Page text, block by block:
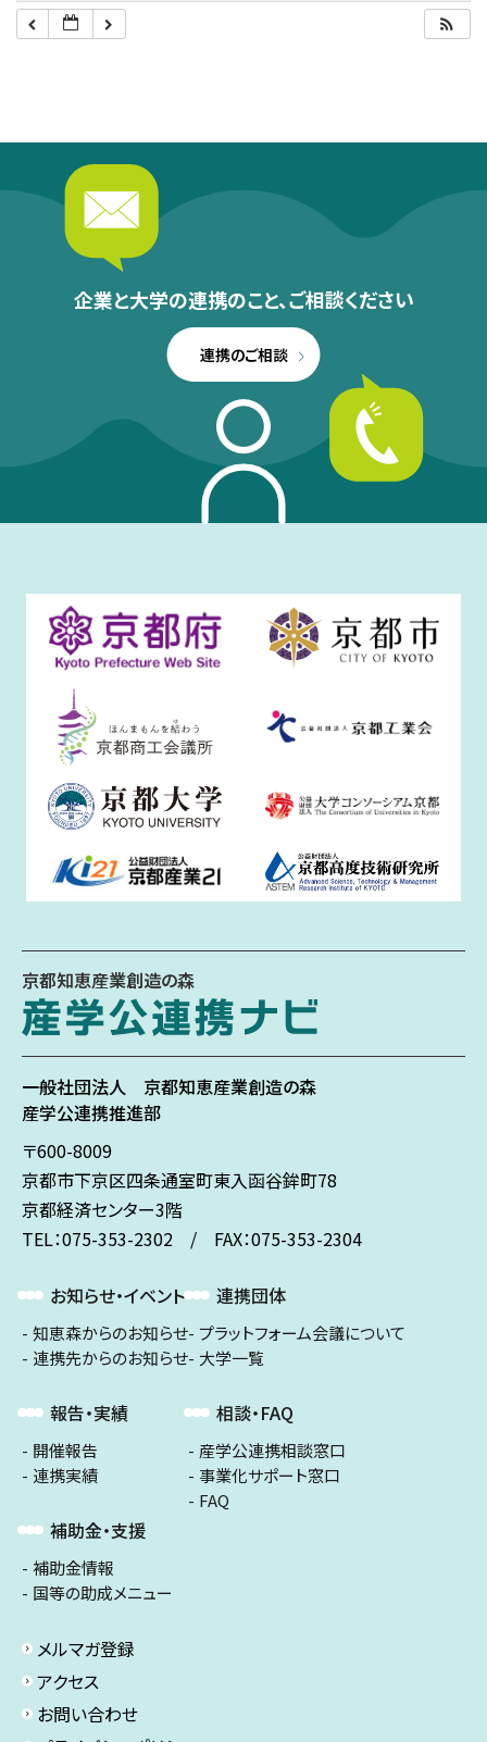
企業と大学の連携のこと、ご相談ください
連携のご相談
京都知恵産業創造の森
一般社団法人 京都知恵産業創造の森
産学公連携推進部
〒600-8009
京都市下京区四条通室町東入函谷鉾町78
京都経済センター3階
TEL：075-353-2302 / FAX：075-353-2304
お知らせ・イベント
知恵森からのお知らせ
連携先からのお知らせ
報告・実績
開催報告
連携実績
補助金・支援
補助金情報
国等の助成メニュー
連携団体
プラットフォーム会議について
大学一覧
相談・FAQ
産学公連携相談窓口
事業化サポート窓口
FAQ
メルマガ登録
アクセス
お問い合わせ